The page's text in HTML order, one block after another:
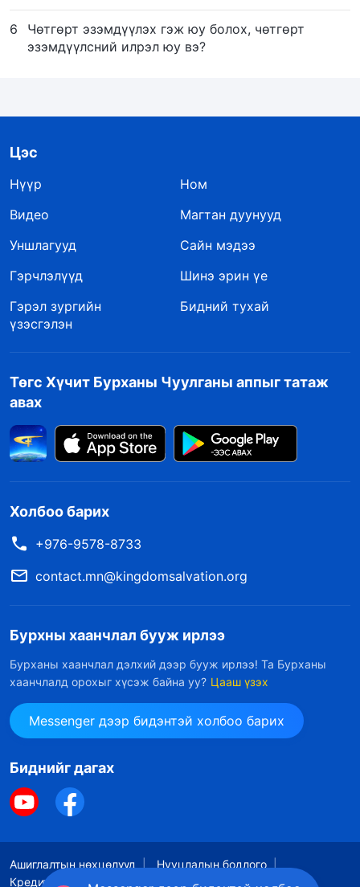
6
Чөтгөрт эзэмдүүлэх гэж юу болох, чөтгөрт
эзэмдүүлсний илрэл юу вэ?
Цэс
Нүүр
Ном
Видео
Магтан дуунууд
Уншлагууд
Сайн мэдээ
Гэрчлэлүүд
Шинэ эрин үе
Гэрэл зургийн
үзэсгэлэн
Бидний тухай
Төгс Хүчит Бурханы Чуулганы аппыг татаж
авах
Холбоо барих
+976-9578-8733
contact.mn@kingdomsalvation.org
Бурхны хаанчлал бууж ирлээ
Бурханы хаанчлал дэлхий дээр бууж ирлээ! Та Бурханы
хаанчлалд орохыг хүсэж байна уу? Цааш үзэх
Messenger дээр бидэнтэй холбоо барих
Биднийг дагах
Ашиглалтын нөхцөлүүд
Нууцлалын бодлого
Кредит
Күүкийн бодлого